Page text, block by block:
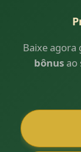
Baixe
bônusao